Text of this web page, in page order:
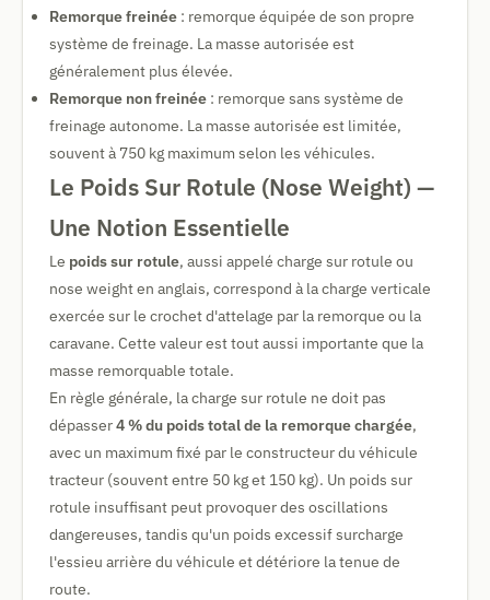
Remorque freinée : remorque équipée de son propre
système de freinage. La masse autorisée est
généralement plus élevée.
Remorque non freinée : remorque sans système de
freinage autonome. La masse autorisée est limitée,
souvent à 750 kg maximum selon les véhicules.
Le Poids Sur Rotule (Nose Weight) —
Une Notion Essentielle
Le poids sur rotule, aussi appelé charge sur rotule ou
nose weight en anglais, correspond à la charge verticale
exercée sur le crochet d'attelage par la remorque ou la
caravane. Cette valeur est tout aussi importante que la
masse remorquable totale.
En règle générale, la charge sur rotule ne doit pas
dépasser4 % du poids total de la remorque chargée,
avec un maximum fixé par le constructeur du véhicule
tracteur (souvent entre 50 kg et 150 kg). Un poids sur
rotule insuffisant peut provoquer des oscillations
dangereuses, tandis qu'un poids excessif surcharge
l'essieu arrière du véhicule et détériore la tenue de
route.